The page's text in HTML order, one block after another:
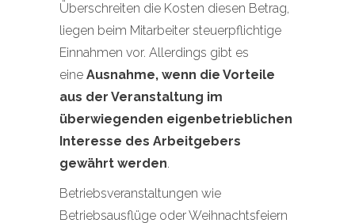
Überschreiten die Kosten diesen Betrag,
liegen beim Mitarbeiter steuerpflichtige
Einnahmen vor. Allerdings gibt es
eine Ausnahme, wenn die Vorteile
aus der Veranstaltung im
überwiegenden eigenbetrieblichen
Interesse des Arbeitgebers
gewährt werden.
Betriebsveranstaltungen wie
Betriebsausflüge oder Weihnachtsfeiern